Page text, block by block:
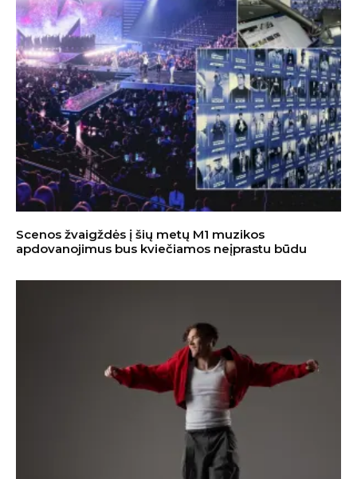
Scenos žvaigždės į šių metų M1 muzikos
apdovanojimus bus kviečiamos neįprastu būdu